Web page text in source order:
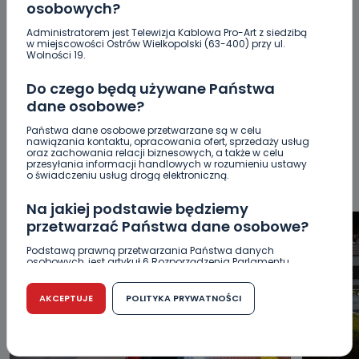
osobowych?
Administratorem jest Telewizja Kablowa Pro-Art z siedzibą
w miejscowości Ostrów Wielkopolski (63-400) przy ul.
Wolności 19.
Do czego będą używane Państwa
dane osobowe?
Państwa dane osobowe przetwarzane są w celu
nawiązania kontaktu, opracowania ofert, sprzedaży usług
oraz zachowania relacji biznesowych, a także w celu
przesyłania informacji handlowych w rozumieniu ustawy
o świadczeniu usług drogą elektroniczną.
Na jakiej podstawie będziemy
przetwarzać Państwa dane osobowe?
Podstawą prawną przetwarzania Państwa danych
osobowych, jest artykuł 6 Rozporządzenia Parlamentu
r. w sprawie ochrony osób fizycznych w związku z
przetwarzaniem danych osobowych w sprawie
swobodnego przepływu takich danych oraz uchylenia
dyrektywy 95/46/WE (RODO).
Czy jest możliwość cofnięcia zgody?
AKCEPTUJE POLITYKA PRYWATNOŚCI
POPULARNE
EDUKACJA
GOSPODARKA I FINANSE
HISTORIA
KORONAWIRUS
KULTURA I ROZRYWKA
SYGNALE
OPINIE POLITYKA RELIGIA
SAMORZĄD
ŚRODOWISKO
WASZE INFO
WSZYSTKICH ŚWIĘTYCH
WYWIADY
ZDROWIE